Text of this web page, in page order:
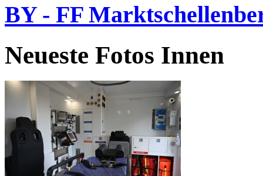
BY - FF
Neueste Fotos Innen